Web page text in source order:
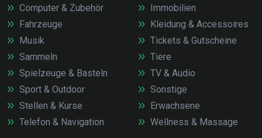
Computer & Zubehör
Fahrzeuge
Immobilien
Kleidung & Accessoires
Musik
Sammeln
Spielzeuge & Basteln
Sport & Outdoor
Stellen & Kurse
Telefon & Navigation
Tickets & Gutscheine
Tiere
TV & Audio
Sonstige
Erwachsene
Wellness & Massage